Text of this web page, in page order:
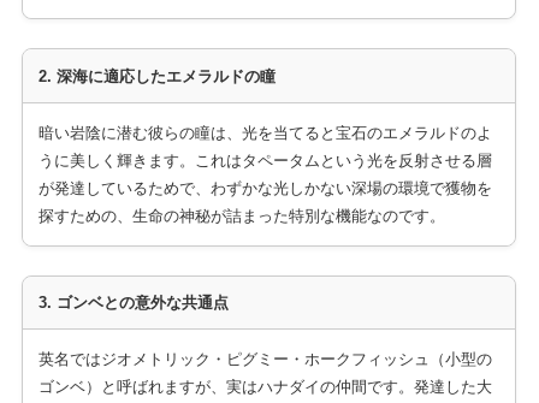
2. 深海に適応したエメラルドの瞳
暗い岩陰に潜む彼らの瞳は、光を当てると宝石のエメラルドのよ
うに美しく輝きます。これはタペータムという光を反射させる層
が発達しているためで、わずかな光しかない深場の環境で獲物を
探すための、生命の神秘が詰まった特別な機能なのです。
3. ゴンベとの意外な共通点
英名ではジオメトリック・ピグミー・ホークフィッシュ（小型の
ゴンベ）と呼ばれますが、実はハナダイの仲間です。発達した大